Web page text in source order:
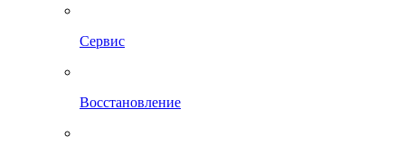
Сервис
Восстановление